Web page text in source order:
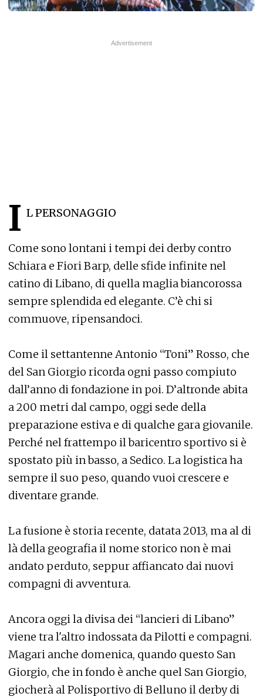
I L PERSONAGGIO
Come sono lontani i tempi dei derby contro
Schiara e Fiori Barp, delle sfide infinite nel
catino di Libano, di quella maglia biancorossa
sempre splendida ed elegante. C’è chi si
commuove, ripensandoci.
Come il settantenne Antonio “Toni” Rosso, che
del San Giorgio ricorda ogni passo compiuto
dall’anno di fondazione in poi. D’altronde abita
a 200 metri dal campo, oggi sede della
preparazione estiva e di qualche gara giovanile.
Perché nel frattempo il baricentro sportivo si è
spostato più in basso, a Sedico. La logistica ha
sempre il suo peso, quando vuoi crescere e
diventare grande.
La fusione è storia recente, datata 2013, ma al di
là della geografia il nome storico non è mai
andato perduto, seppur affiancato dai nuovi
compagni di avventura.
Ancora oggi la divisa dei “lancieri di Libano”
viene tra l'altro indossata da Pilotti e compagni.
Magari anche domenica, quando questo San
Giorgio, che in fondo è anche quel San Giorgio,
giocherà al Polisportivo di Belluno il derby di